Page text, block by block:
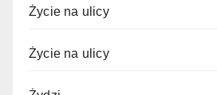
Życie na ulicy
Życie na ulicy